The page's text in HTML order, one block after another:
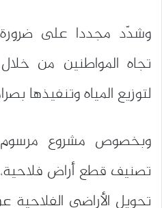
وشدّد مجددا على ضرورة
تجاه المواطنين من
لتوزيع المياه وتنفيذها
وبخصوص مشروع مرسوم
تصنيف قطع أراض
تحويل الأراضي الفلاحية